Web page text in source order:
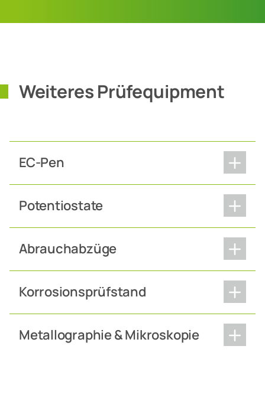
Weiteres Prüfequipment
EC-Pen
Potentiostate
Abrauchabzüge
Korrosionsprüfstand
Metallographie & Mikroskopie